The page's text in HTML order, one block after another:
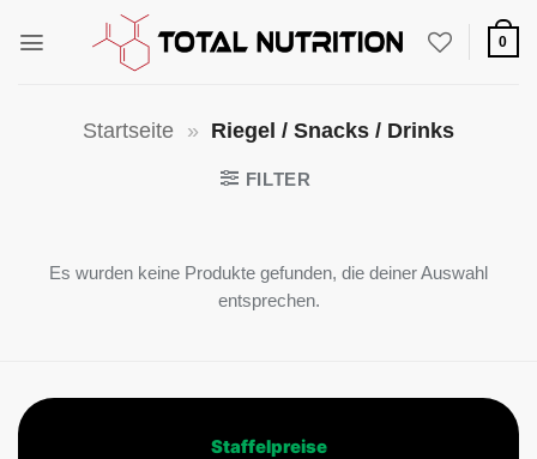
Inhalt
0
Startseite » Riegel / Snacks / Drinks
FILTER
Es wurden keine Produkte gefunden, die deiner Auswahl
entsprechen.
Staffelpreise